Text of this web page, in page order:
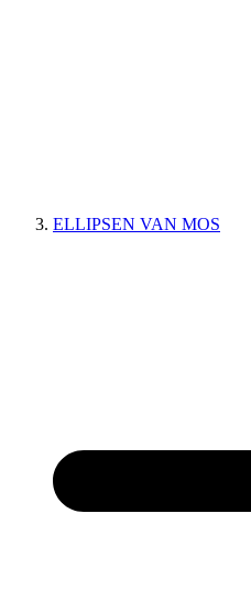
ELLIPSEN VAN MOS